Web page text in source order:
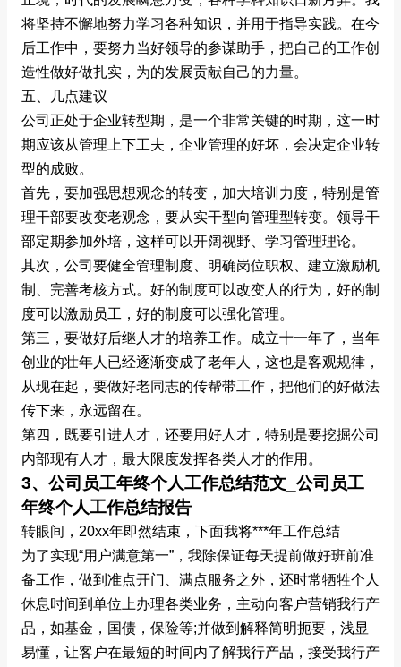
将坚持不懈地努力学习各种知识，并用于指导实践。在今
后工作中，要努力当好领导的参谋助手，把自己的工作创
造性做好做扎实，为的发展贡献自己的力量。
五、几点建议
公司正处于企业转型期，是一个非常关键的时期，这一时
期应该从管理上下工夫，企业管理的好坏，会决定企业转
型的成败。
首先，要加强思想观念的转变，加大培训力度，特别是管
理干部要改变老观念，要从实干型向管理型转变。领导干
部定期参加外培，这样可以开阔视野、学习管理理论。
其次，公司要健全管理制度、明确岗位职权、建立激励机
制、完善考核方式。好的制度可以改变人的行为，好的制
度可以激励员工，好的制度可以强化管理。
第三，要做好后继人才的培养工作。成立十一年了，当年
创业的壮年人已经逐渐变成了老年人，这也是客观规律，
从现在起，要做好老同志的传帮带工作，把他们的好做法
传下来，永远留在。
第四，既要引进人才，还要用好人才，特别是要挖掘公司
内部现有人才，最大限度发挥各类人才的作用。
3、公司员工年终个人工作总结范文_公司员工
年终个人工作总结报告
转眼间，20xx年即然结束，下面我将***年工作总结
为了实现“用户满意第一”，我除保证每天提前做好班前准
备工作，做到准点开门、满点服务之外，还时常牺牲个人
休息时间到单位上办理各类业务，主动向客户营销我行产
品，如基金，国债，保险等;并做到解释简明扼要，浅显
易懂，让客户在最短的时间内了解我行产品，接受我行产